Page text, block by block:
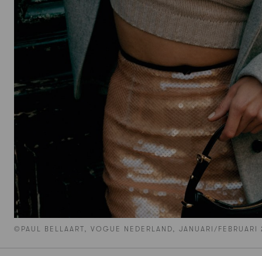
©PAUL BELLAART, VOGUE NEDERLAND, JANUARI/FEBRUARI